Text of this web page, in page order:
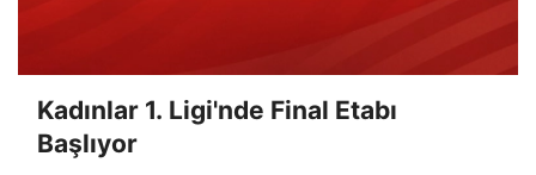
Kadınlar 1. Ligi'nde Final Etabı
Başlıyor